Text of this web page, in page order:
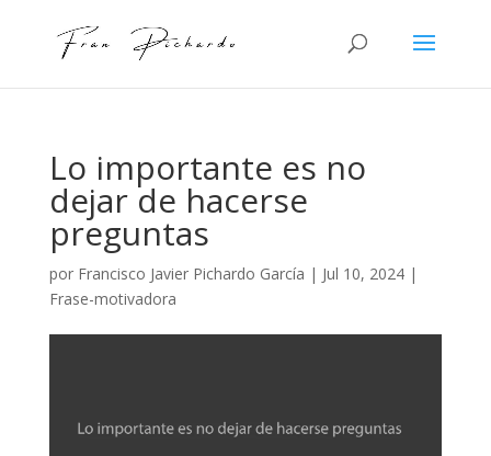
Lo importante es no
dejar de hacerse
preguntas
por Francisco Javier Pichardo García | Jul 10, 2024|
Frase-motivadora